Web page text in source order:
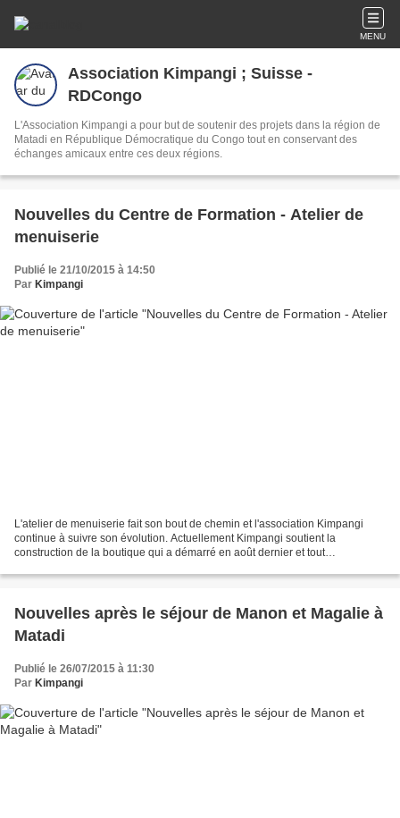
MENU
Association Kimpangi ; Suisse -
RDCongo
L'Association Kimpangi a pour but de soutenir des projets dans la région de
Matadi en République Démocratique du Congo tout en conservant des
échanges amicaux entre ces deux régions.
Nouvelles du Centre de Formation - Atelier de
menuiserie
Publié le 21/10/2015 à 14:50
Par Kimpangi
L'atelier de menuiserie fait son bout de chemin et l'association Kimpangi
continue à suivre son évolution. Actuellement Kimpangi soutient la
construction de la boutique qui a démarré en août dernier et tout
Nouvelles après le séjour de Manon et Magalie à
Matadi
Publié le 26/07/2015 à 11:30
Par Kimpangi